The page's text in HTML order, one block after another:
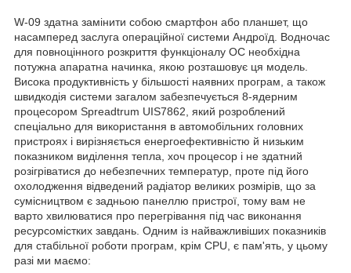
W-09 здатна замінити собою смартфон або планшет, що
насамперед заслуга операційної системи Андроїд. Водночас
для повноцінного розкриття функціоналу ОС необхідна
потужна апаратна начинка, якою розташовує ця модель.
Висока продуктивність у більшості наявних програм, а також
швидкодія системи загалом забезпечується 8-ядерним
процесором Spreadtrum UIS7862, який розроблений
спеціально для використання в автомобільних головних
пристроях і вирізняється енергоефективністю й низьким
показником виділення тепла, хоч процесор і не здатний
розігріватися до небезпечних температур, проте під його
охолодження відведений радіатор великих розмірів, що за
сумісництвом є задньою панеллю пристрої, тому вам не
варто хвилюватися про перегрівання під час виконання
ресурсомістких завдань. Одним із найважливіших показників
для стабільної роботи програм, крім CPU, є пам'ять, у цьому
разі ми маємо: